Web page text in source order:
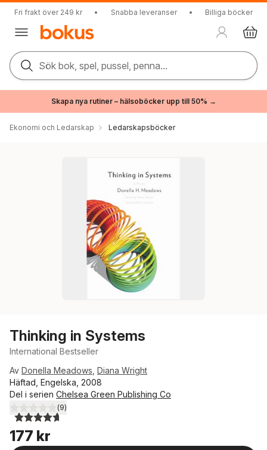
Fri frakt över 249 kr • Snabba leveranser • Billiga böcker
Sök bok, spel, pussel, penna...
Skapa nya rutiner – hälsoböcker upp till 50% →
Ekonomi och Ledarskap Ledarskapsböcker
Thinking in Systems
International Bestseller
Av Donella Meadows Diana Wright
Häftad, Engelska, 2008
Del i serien Chelsea Green Publishing Co
4,7utav 5 stjärnor. Totalt antal röster:
(9)
177 kr